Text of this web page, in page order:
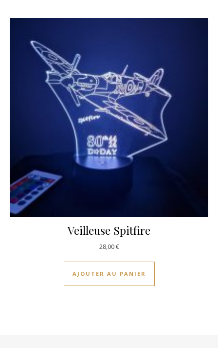
Veilleuse Spitfire
28,00€
AJOUTER AU PANIER